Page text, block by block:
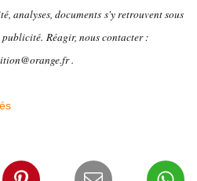
analyses, documents s'y retrouvent sous
publicité. Réagir, nous contacter :
.